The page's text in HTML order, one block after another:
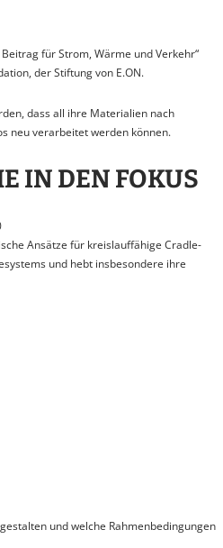
für Strom, Wärme und Verkehr“
der Stiftung von E.ON.
dass all ihre Materialien nach
neu verarbeitet werden können.
IN DEN FOKUS
Ansätze für kreislauffähige Cradle-
und hebt insbesondere ihre
und welche Rahmenbedingungen